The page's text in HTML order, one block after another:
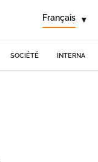
Français ▾
SOCIÉTÉ